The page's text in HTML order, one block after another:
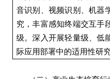
音识别、视频识别、机器
究，丰富感知终端交互手
级。深入开展轻量级、低
际应用部署中的适用性研究